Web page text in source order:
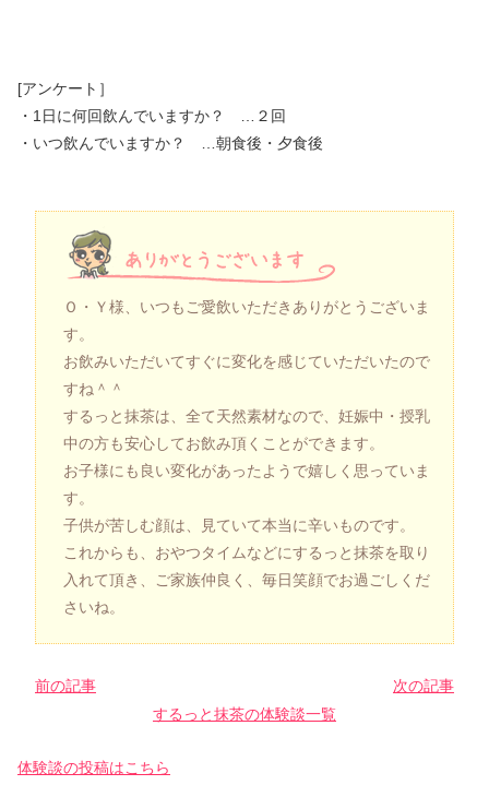
[アンケート］
・1日に何回飲んでいますか？ …２回
・いつ飲んでいますか？ …朝食後・夕食後
Ｏ・Ｙ様、いつもご愛飲いただきありがとうございま
す。
お飲みいただいてすぐに変化を感じていただいたので
すね＾＾
するっと抹茶は、全て天然素材なので、妊娠中・授乳
中の方も安心してお飲み頂くことができます。
お子様にも良い変化があったようで嬉しく思っていま
す。
子供が苦しむ顔は、見ていて本当に辛いものです。
これからも、おやつタイムなどにするっと抹茶を取り
入れて頂き、ご家族仲良く、毎日笑顔でお過ごしくだ
さいね。
前の記事
次の記事
するっと抹茶の体験談一覧
体験談の投稿はこちら